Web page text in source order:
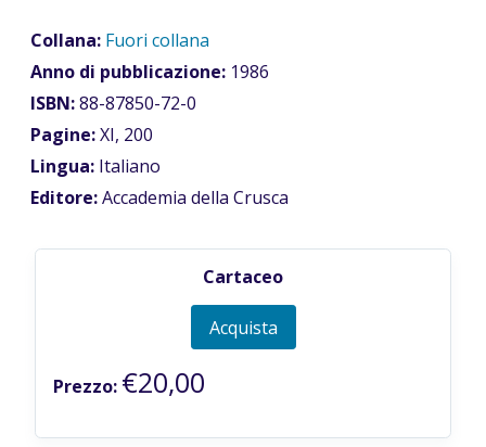
Collana: Fuori collana
Anno di pubblicazione: 1986
ISBN:88-87850-72-0
Pagine:XI, 200
Lingua: Italiano
Editore:Accademia della Crusca
Cartaceo
Acquista
Prezzo: €20,00